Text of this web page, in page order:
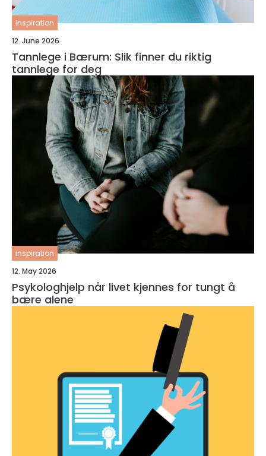
inspiration
12. June 2026
Tannlege i Bærum: Slik finner du riktig
tannlege for deg
inspiration
12. May 2026
Psykologhjelp når livet kjennes for tungt å
bære alene